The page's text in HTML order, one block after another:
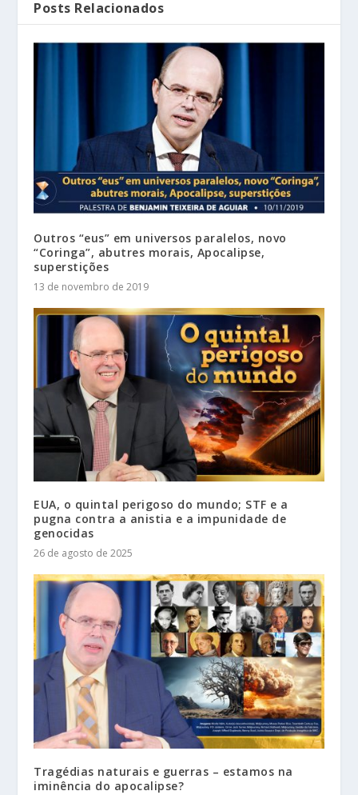
Posts Relacionados
Outros “eus” em universos paralelos, novo
“Coringa”, abutres morais, Apocalipse,
superstições
13 de novembro de 2019
EUA, o quintal perigoso do mundo; STF e a
pugna contra a anistia e a impunidade de
genocidas
26 de agosto de 2025
Tragédias naturais e guerras – estamos na
iminência do apocalipse?